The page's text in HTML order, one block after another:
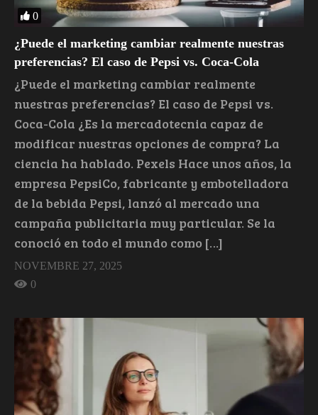
0
¿Puede el marketing cambiar realmente nuestras
preferencias? El caso de Pepsi vs. Coca-Cola
¿Puede el marketing cambiar realmente
nuestras preferencias? El caso de Pepsi vs.
Coca-Cola ¿Es la mercadotecnia capaz de
modificar nuestras opciones de compra? La
ciencia ha hablado. Pexels Hace unos años, la
empresa PepsiCo, fabricante y embotelladora
de la bebida Pepsi, lanzó al mercado una
campaña publicitaria muy particular. Se la
conoció en todo el mundo como […]
NOVEMBRE 27, 2025
0